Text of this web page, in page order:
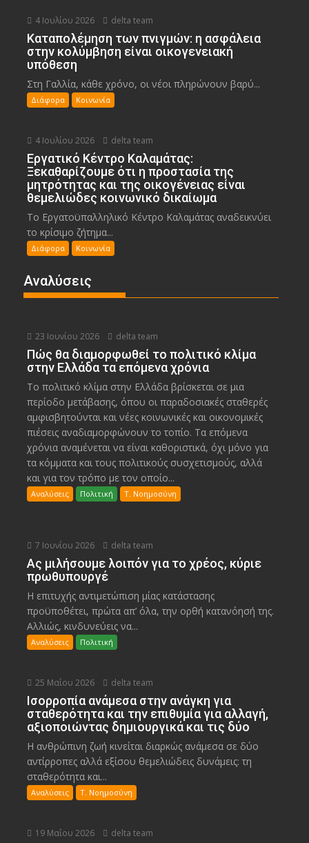
4 Ιουλίου 2026 delta team
Καταπολέμηση των πνιγμών: η ασφάλεια
στην κολύμβηση είναι οικογενειακή
υπόθεση
Στη Γαλλία, κάθε χρόνο, οι νέοι πληρώνουν βαρύ...
Διάφορα Κοινωνία
4 Ιουλίου 2026 delta team
Εργατικό Κέντρο Καλαμάτας:
Ξεκαθαρίζουμε ότι η προστασία της
μητρότητας και της οικογένειας είναι
θεμελιώδες κοινωνικό δικαίωμα
Το Εργατοϋπαλληλικό Κέντρο Καλαμάτας αναδεικνύει
το κρίσιμο ζήτημα...
Διάφορα Κοινωνία
Αναλύσεις
23 Ιουνίου 2026 delta team
Πώς θα διαμορφωθεί το πολιτικό κλίμα
στην Ελλάδα τα επόμενα χρόνια
Το πολιτικό κλίμα στην Ελλάδα βρίσκεται σε μια
περίοδο μετάβασης, όπου οι παραδοσιακές σταθερές
αμφισβητούνται και νέες κοινωνικές και οικονομικές
πιέσεις αναδιαμορφώνουν το τοπίο. Τα επόμενα
χρόνια αναμένεται να είναι καθοριστικά, όχι μόνο για
τα κόμματα και τους πολιτικούς συσχετισμούς, αλλά
και για τον τρόπο με τον οποίο...
Αναλύσεις Πολιτική Τ. Νοημοσύνη
7 Ιουνίου 2026 delta team
Ας μιλήσουμε λοιπόν για το χρέος, κύριε
πρωθυπουργέ
Η επιτυχής αντιμετώπιση μίας κατάστασης
προϋποθέτει, πρώτα απ’ όλα, την ορθή κατανόησή της.
Αλλιώς, κινδυνεύεις να...
Αναλύσεις Πολιτική
25 Μαΐου 2026 delta team
Ισορροπία ανάμεσα στην ανάγκη για
σταθερότητα και την επιθυμία για αλλαγή,
αξιοποιώντας δημιουργικά και τις δύο
Η ανθρώπινη ζωή κινείται διαρκώς ανάμεσα σε δύο
αντίρροπες αλλά εξίσου θεμελιώδεις δυνάμεις: τη
σταθερότητα και...
Αναλύσεις Τ. Νοημοσύνη
19 Μαΐου 2026 delta team